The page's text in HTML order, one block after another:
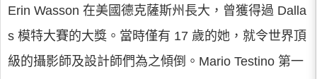
Erin Wasson 在美國德克薩斯州長大，曾獲得過 Dalla
s 模特大賽的大獎。當時僅有 17 歲的她，就令世界頂
級的攝影師及設計師們為之傾倒。Mario Testino 第一